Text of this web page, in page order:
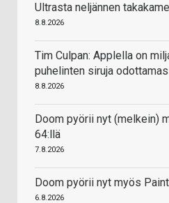
Ultrasta neljännen
8.8.2026
Tim Culpan: Applella on
puhelinten siruja
8.8.2026
Doom pyörii nyt (melkein)
64:llä
7.8.2026
Doom pyörii nyt myös
6.8.2026